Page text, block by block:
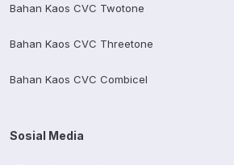
Bahan Kaos CVC Twotone
Bahan Kaos CVC Threetone
Bahan Kaos CVC Combicel
Sosial Media